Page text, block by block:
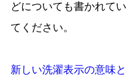
どについても書かれて
てください。
新しい洗濯表示の意味